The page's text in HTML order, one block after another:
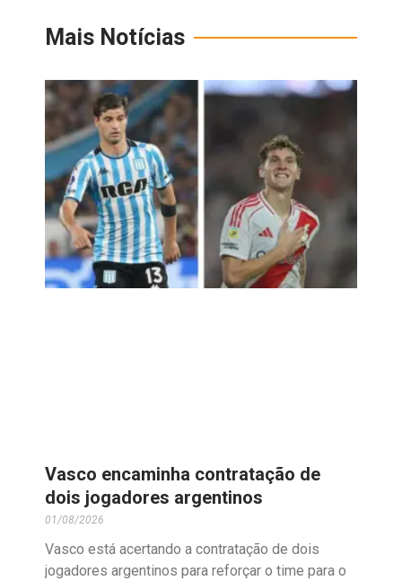
Mais Notícias
Vasco encaminha contratação de
dois jogadores argentinos
01/08/2026
Vasco está acertando a contratação de dois
jogadores argentinos para reforçar o time para o